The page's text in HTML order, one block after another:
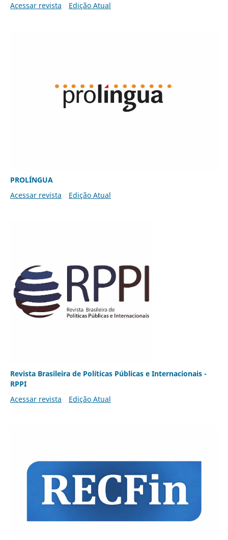
Acessar revista
Edição Atual
PROLÍNGUA
Acessar revista
Edição Atual
Revista Brasileira de Políticas Públicas e Internacionais -
RPPI
Acessar revista
Edição Atual